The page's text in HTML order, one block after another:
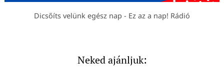
Dicsőíts velünk egész nap - Ez az a nap! Rádió
Neked ajánljuk: